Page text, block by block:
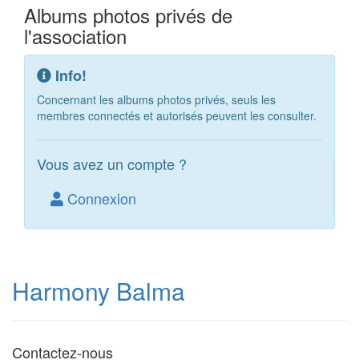
Albums photos privés de
l'association
Info!
Concernant les albums photos privés, seuls les
membres connectés et autorisés peuvent les consulter.
Vous avez un compte ?
Connexion
Harmony Balma
Contactez-nous